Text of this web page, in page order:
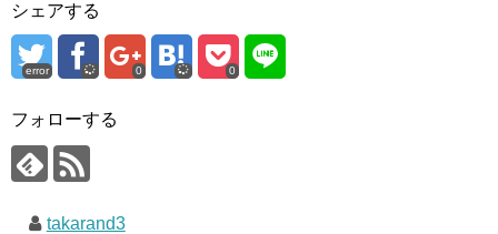
シェアする
error 0 0
フォローする
takarand3